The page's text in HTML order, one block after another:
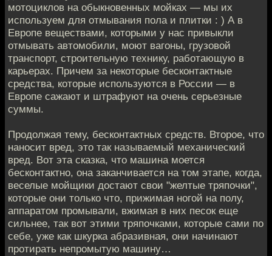
мотоциклов на обыкновенных мойках — мы их
используем для отмывания пола и плитки : ) А в
Европе веществами, которыми у нас привыкли
отмывать автомобили, моют вагоны, грузовой
транспорт, строительную технику, работающую в
карьерах. Причем за некоторые бесконтактные
средства, которые используются в России — в
Европе сажают и штрафуют на очень серьезные
суммы.
Продолжая тему, бесконтактных средств. Второе, что
наносит вред, это так называемый механический
вред. Вот эта сказка, что машина моется
бесконтактно, она заканчивается на том этапе, когда,
веселые мойщики достают свои "желтые тряпочки",
которые они только что, прижимая ногой на полу,
аппаратом промывали, вжимая в них песок еще
сильнее, так вот этими тряпочками, которые сами по
себе, уже как шкурка абразивная, они начинают
протирать непромытую машину…